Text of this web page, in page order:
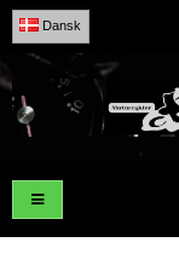
Dansk